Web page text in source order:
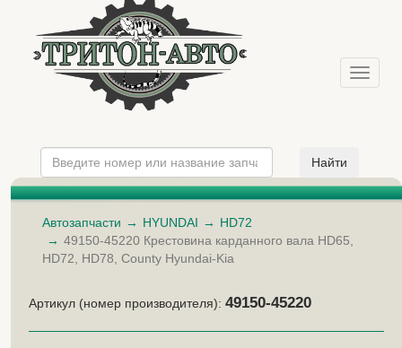
Меню
Автозапчасти HYUNDAI
HD72
49150-45220 Крестовина карданного вала HD65,
HD72, HD78, County Hyundai-Kia
Артикул (номер производителя): 49150-45220